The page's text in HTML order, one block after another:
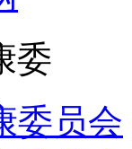
委
委员会